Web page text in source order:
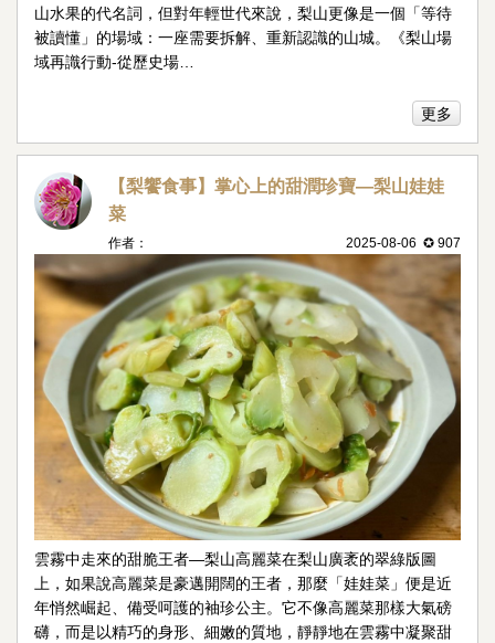
山水果的代名詞，但對年輕世代來說，梨山更像是一個「等待
被讀懂」的場域：一座需要拆解、重新認識的山城。《梨山場
域再識行動-從歷史場…
更多
【梨饗食事】掌心上的甜潤珍寶—梨山娃娃
菜
2025-08-06 ✪ 907
作者：
雲霧中走來的甜脆王者—梨山高麗菜在梨山廣袤的翠綠版圖
上，如果說高麗菜是豪邁開闊的王者，那麼「娃娃菜」便是近
年悄然崛起、備受呵護的袖珍公主。它不像高麗菜那樣大氣磅
礴，而是以精巧的身形、細嫩的質地，靜靜地在雲霧中凝聚甜